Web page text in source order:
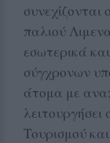
συνεχίζονται
παλιού
εσωτερικά
σύγχρονων
άτομα με
Τουρισμού